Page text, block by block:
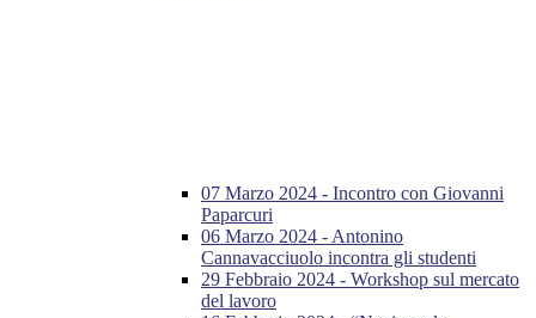
07 Marzo 2024 - Incontro con Giovanni
Paparcuri
06 Marzo 2024 - Antonino
Cannavacciuolo incontra gli studenti
29 Febbraio 2024 - Workshop sul mercato
del lavoro